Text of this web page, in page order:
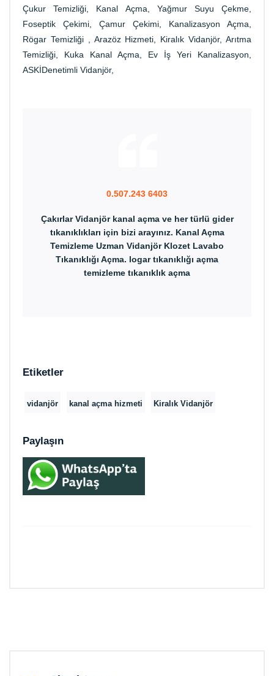
Çukur Temizliği, Kanal Açma, Yağmur Suyu Çekme,
Foseptik Çekimi, Çamur Çekimi, Kanalizasyon Açma,
Rögar Temizliği , Arazöz Hizmeti, Kiralık Vidanjör, Arıtma
Temizliği, Kuka Kanal Açma, Ev İş Yeri Kanalizasyon,
ASKİDenetimli Vidanjör,
0.507.243 6403
Çakırlar Vidanjör kanal açma ve her türlü gider
tıkanıklıkları için bizi arayınız. Kanal Açma
Temizleme Uzman Vidanjör Klozet Lavabo
Tıkanıklığı Açma. logar tıkanıklığı açma
temizleme tıkanıklık açma
Etiketler
vidanjör kanal açma hizmeti Kiralık Vidanjör
Paylaşın